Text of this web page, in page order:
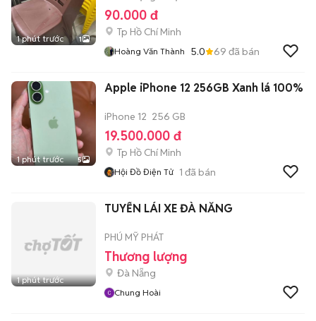
1 phút trước 1
90.000 đ
Tp Hồ Chí Minh
Hoàng Văn Thành 5.0 69 đã bán
1 phút trước 5
Apple iPhone 12 256GB Xanh lá 100%
iPhone 12 256 GB
19.500.000 đ
Tp Hồ Chí Minh
Hội Đồ Điện Tử 1 đã bán
1 phút trước
TUYỂN LÁI XE ĐÀ NẴNG
PHÚ MỸ PHÁT
Thương lượng
Đà Nẵng
Chung Hoài